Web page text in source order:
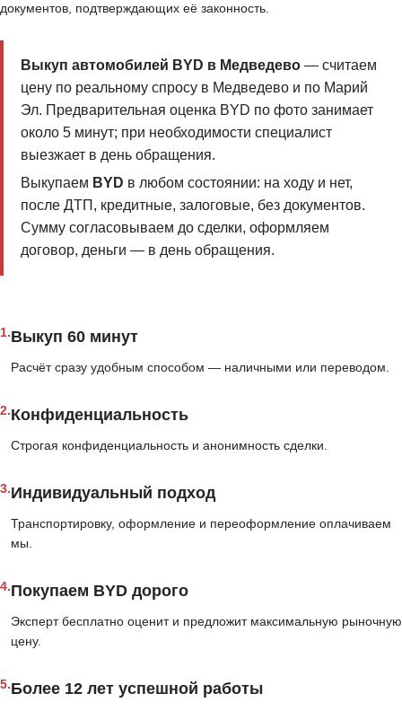
документов, подтверждающих её законность.
Выкуп автомобилей BYD в Медведево— считаем
цену по реальному спросу в Медведево и по Марий
Эл. Предварительная оценка BYD по фото занимает
около 5 минут; при необходимости специалист
выезжает в день обращения.
Выкупаем BYD в любом состоянии: на ходу и нет,
после ДТП, кредитные, залоговые, без документов.
Сумму согласовываем до сделки, оформляем
договор, деньги — в день обращения.
1.Выкуп 60 минут
Расчёт сразу удобным способом — наличными или переводом.
2.Конфиденциальность
Строгая конфиденциальность и анонимность сделки.
3.Индивидуальный подход
Транспортировку, оформление и переоформление оплачиваем
мы.
4.Покупаем BYD дорого
Эксперт бесплатно оценит и предложит максимальную рыночную
цену.
5.Более 12 лет успешной работы